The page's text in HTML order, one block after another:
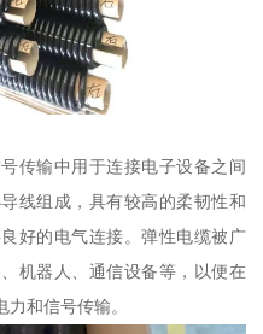
传输中用于连接电子设备之间
线组成，具有较高的柔韧性和
好的电气连接。弹性电缆被广
机器人、通信设备等，以便在
和信号传输。